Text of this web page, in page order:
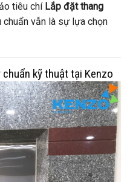
tiêu chí Lắp đặt thang
chuẩn vẫn là sự lựa chọn
kỹ thuật tại Kenzo